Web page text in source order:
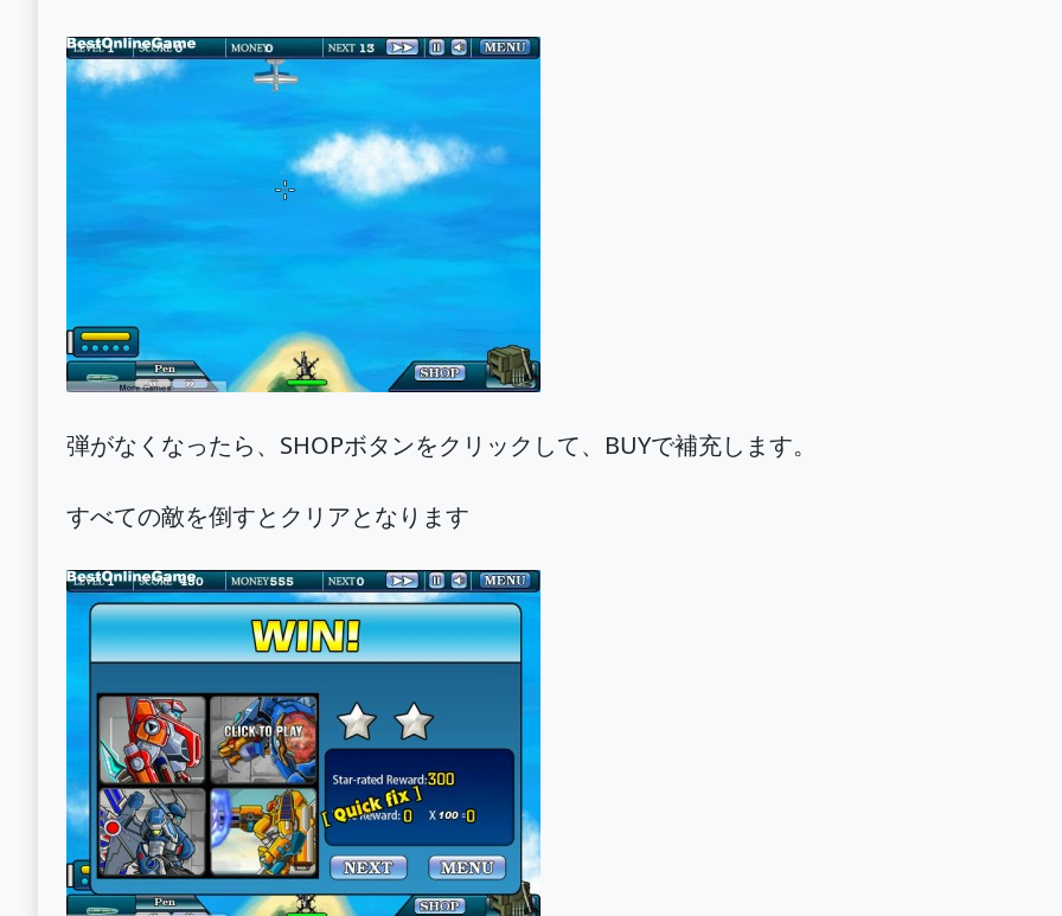
弾がなくなったら、SHOPボタンをクリックして、BUYで補充します。
すべての敵を倒すとクリアとなります